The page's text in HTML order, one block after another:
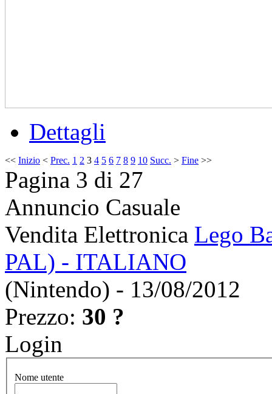
Dettagli
<< Inizio < Prec. 1 2 3 4 5 6 7 8 9 10 Succ. > Fine >>
Pagina 3 di 27
Annuncio Casuale
Vendita Elettronica Lego
PAL) - ITALIANO
(Nintendo) - 13/08/2012
Prezzo: 30 ?
Login
Nome utente